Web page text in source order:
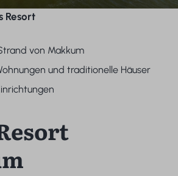
Resort
von Makkum
und traditionelle Häuser